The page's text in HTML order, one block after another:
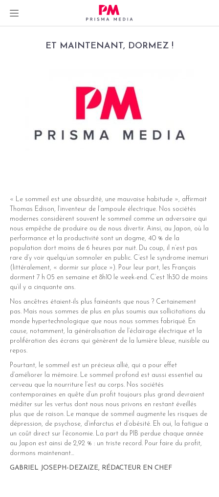
ET MAINTENANT, DORMEZ !
« Le sommeil est une absurdité, une mauvaise habitude », affirmait
Thomas Edison, l’inventeur de l’ampoule électrique. Nos sociétés
modernes considèrent souvent le sommeil comme un adversaire qui
nous empêche de produire ou de nous divertir. Ainsi, au Japon, où la
performance et la productivité sont un dogme, 40 % de la
population dort moins de 6 heures par nuit. Du coup, il n’est pas
rare d’y voir quelqu’un somnoler en public. C’est le syndrome inemuri
(littéralement, « dormir sur place »). Pour leur part, les Français
dorment 7 h 05 en semaine et 8h10 le week-end. C’est 1h30 de moins
qu’il y a cinquante ans.
Nos ancêtres étaient-ils plus fainéants que nous ? Certainement
pas. Mais nous sommes de plus en plus soumis aux sollicitations du
monde hypertechnologique que nous nous sommes fabriqué. En
cause, notamment, la généralisation de l’éclairage électrique et la
prolifération des écrans qui génèrent de la lumière bleue, nuisible au
repos.
Pourtant, le sommeil est un précieux allié, qui a pour effet
d’améliorer la mémoire. Le sommeil profond est aussi essentiel au
cerveau que la nourriture l’est au corps. Nos sociétés
contemporaines en quête d’un profit toujours plus grand devraient
méditer sur les vertus dont nous nous privons en restant éveillés
plus que de raison. Le manque de sommeil augmente les risques de
dépression, de psychose, d’infarctus et d’obésité. Eh oui, la fatigue a
un coût direct sur l’économie. La part du PIB perdue chaque année
au Japon est ainsi de 2,92 % : un triste record. Pour faire du profit,
dormons maintenant…
GABRIEL JOSEPH-DEZAIZE, RÉDACTEUR EN CHEF